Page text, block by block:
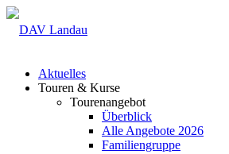
Aktuelles
Touren & Kurse
Tourenangebot
Überblick
Alle Angebote 2026
Familiengruppe